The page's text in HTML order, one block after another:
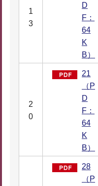
1
3
D
F：
64
K
B）
2
0
21
（P
D
F：
64
K
B）
28
（P